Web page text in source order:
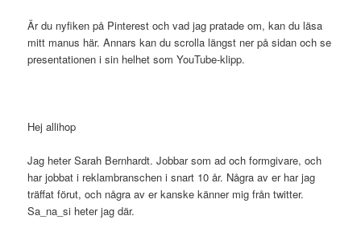
Är du nyfiken på Pinterest och vad jag pratade om, kan du läsa
mitt manus här. Annars kan du scrolla längst ner på sidan och se
presentationen i sin helhet som YouTube-klipp.
Hej allihop
Jag heter Sarah Bernhardt. Jobbar som ad och formgivare, och
har jobbat i reklambranschen i snart 10 år. Några av er har jag
träffat förut, och några av er kanske känner mig från twitter.
Sa_na_si heter jag där.